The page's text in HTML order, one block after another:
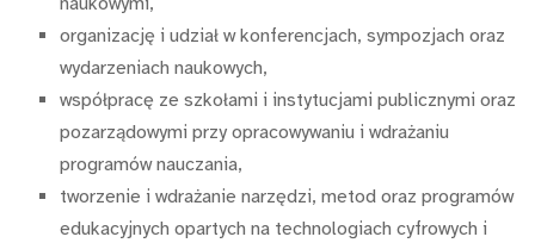
organizację i udział w konferencjach, sympozjach oraz
wydarzeniach naukowych,
współpracę ze szkołami i instytucjami publicznymi oraz
pozarządowymi przy opracowywaniu i wdrażaniu
programów nauczania,
tworzenie i wdrażanie narzędzi, metod oraz programów
edukacyjnych opartych na technologiach cyfrowych i